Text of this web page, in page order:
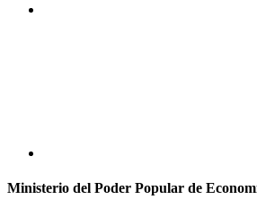
Ministerio del Poder Popular de